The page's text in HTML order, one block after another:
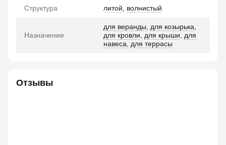
Структура литой волнистый
Назначение
для веранды для козырька
для кровли
для крыши
для
навеса
для террасы
Отзывы